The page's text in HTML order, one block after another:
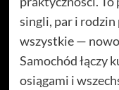
singli, par i rodzin
wszystkie —
Samochód łączy
osiągami i